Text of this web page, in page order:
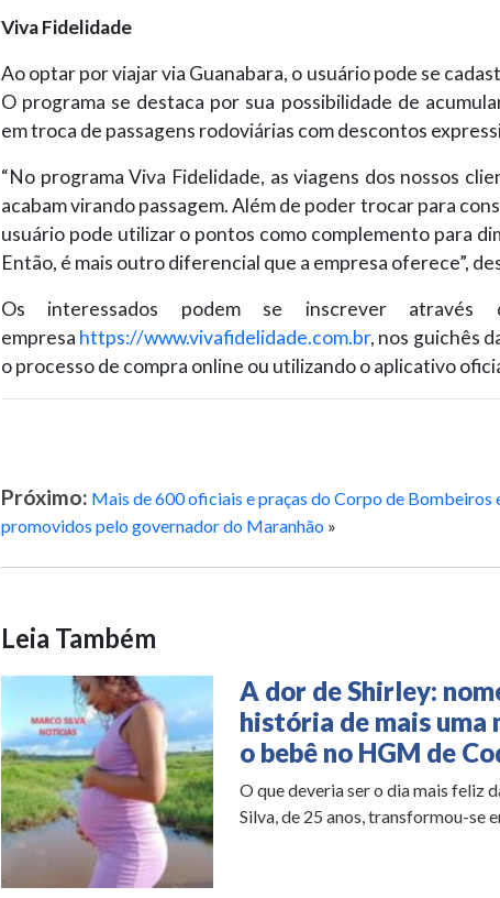
Viva Fidelidade
Ao optar por viajar via Guanabara, o usuário pode se
O programa se destaca por sua possibilidade de
em troca de passagens rodoviárias com descontos
“No programa Viva Fidelidade, as viagens dos nossos
acabam virando passagem. Além de poder trocar para
usuário pode utilizar o pontos como complemento para
Então, é mais outro diferencial que a empresa oferece”,
Os interessados podem se inscrever
empresa https://www.vivafidelidade.com.br, nos guichês
o processo de compra online ou utilizando o aplicativo
Próximo: Mais de 600 oficiais e praças do Corpo de Bombeiros
promovidos pelo governador do Maranhão »
Leia Também
A dor de Shirley:
história de mais uma
o bebê no HGM de
O que deveria ser o dia mais feliz
Silva, de 25 anos, transformou-se